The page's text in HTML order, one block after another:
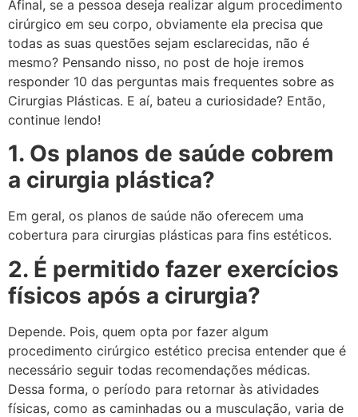
Afinal, se a pessoa deseja realizar algum procedimento
cirúrgico em seu corpo, obviamente ela precisa que
todas as suas questões sejam esclarecidas, não é
mesmo? Pensando nisso, no post de hoje iremos
responder 10 das perguntas mais frequentes sobre as
Cirurgias Plásticas. E aí, bateu a curiosidade? Então,
continue lendo!
1. Os planos de saúde cobrem
a cirurgia plástica?
Em geral, os planos de saúde não oferecem uma
cobertura para cirurgias plásticas para fins estéticos.
2. É permitido fazer exercícios
físicos após a cirurgia?
Depende. Pois, quem opta por fazer algum
procedimento cirúrgico estético precisa entender que é
necessário seguir todas recomendações médicas.
Dessa forma, o período para retornar às atividades
físicas, como as caminhadas ou a musculação, varia de